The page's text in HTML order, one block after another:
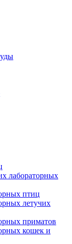
лабораторных
птиц
летучих
приматов
кошек и